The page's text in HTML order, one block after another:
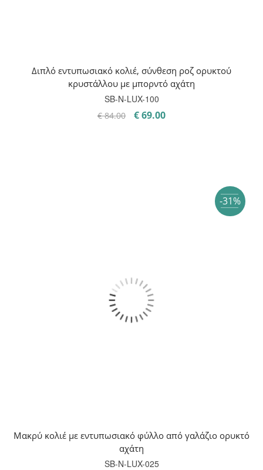
Διπλό εντυπωσιακό κολιέ, σύνθεση ροζ ορυκτού
κρυστάλλου με μπορντό αχάτη
SB-Ν-LUX-100
€84.00
Original
€69.00Η
-31%
Μακρύ κολιέ με εντυπωσιακό φύλλο από γαλάζιο ορυκτό
αχάτη
SB-Ν-LUX-025